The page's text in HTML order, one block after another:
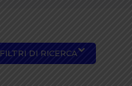
FILTRI DI RICERCA